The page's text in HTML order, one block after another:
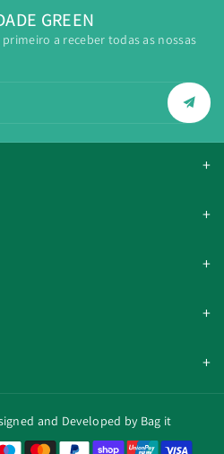
GREEN
a receber todas as nossas
and Developed by Bag it
M